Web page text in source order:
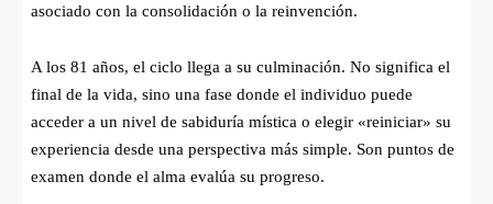
asociado con la consolidación o la reinvención.
A los 81 años, el ciclo llega a su culminación. No significa el
final de la vida, sino una fase donde el individuo puede
acceder a un nivel de sabiduría mística o elegir «reiniciar» su
experiencia desde una perspectiva más simple. Son puntos de
examen donde el alma evalúa su progreso.